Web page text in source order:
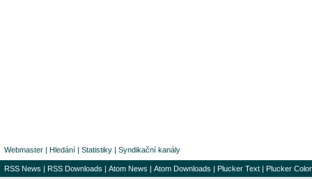
Webmaster | Hledání | Statistiky | Syndikační kanály
RSS News | RSS Downloads | Atom News | Atom Downloads | Plucker Text | Plucker Color